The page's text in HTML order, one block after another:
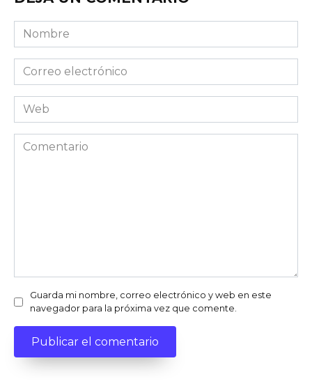
Nombre
Correo
electrónico
Web
Comentario
Guarda mi nombre, correo electrónico y web en este
navegador para la próxima vez que comente.